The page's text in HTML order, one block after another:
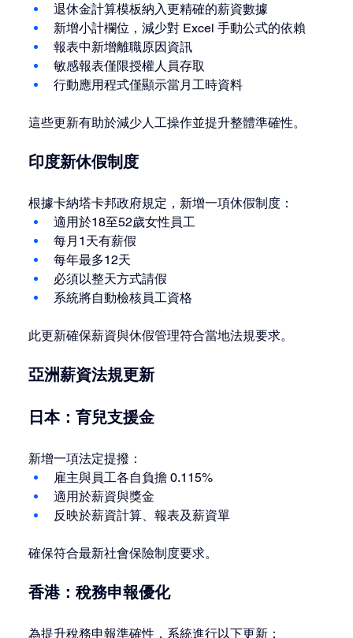
退休金計算模板納入更精確的薪資數據
新增小計欄位，減少對 Excel 手動公式的依賴
報表中新增離職原因資訊
敏感報表僅限授權人員存取
行動應用程式僅顯示當月工時資料
這些更新有助於減少人工操作並提升整體準確性。
印度新休假制度
根據卡納塔卡邦政府規定，新增一項休假制度：
適用於18至52歲女性員工
每月1天有薪假
每年最多12天
必須以整天方式請假
系統將自動檢核員工資格
此更新確保薪資與休假管理符合當地法規要求。
亞洲薪資法規更新
日本：育兒支援金
新增一項法定提撥：
雇主與員工各自負擔 0.115%
適用於薪資與獎金
反映於薪資計算、報表及薪資單
確保符合最新社會保險制度要求。
香港：稅務申報優化
為提升稅務申報準確性，系統進行以下更新：